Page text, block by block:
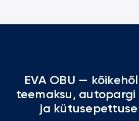
EVA OBU —
teemaksu, autopargi
ja